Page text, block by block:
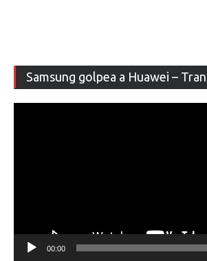
Samsung golpea a Huawei –
00:00